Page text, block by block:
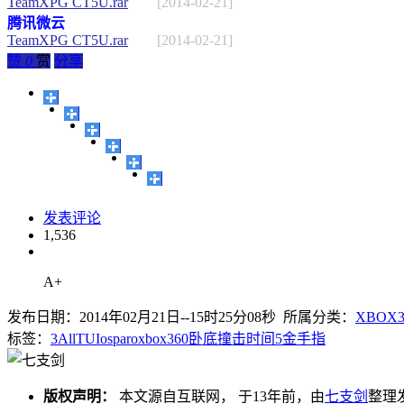
腾讯微云
TeamXPG CT5U.rar
[2014-02-21]
赞 0 赏 分享
发表评论
1,536
A+
发布日期：2014年02月21日--15时25分08秒 所属分类：
标签： 3AllTUIosparoxbox360卧底撞击时间5金手指
版权声明： 本文源自互联网， 于13年前，由七支剑 整理